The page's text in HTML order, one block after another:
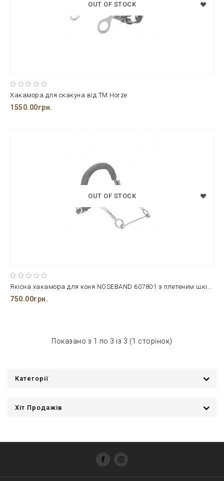
OUT OF STOCK
Хакамора для скакуна від ТМ Horze
1550.00грн.
OUT OF STOCK
750.00грн.
Показано з 1 по 3 із 3 (1 сторінок)
Категорії
Хіт Продажів